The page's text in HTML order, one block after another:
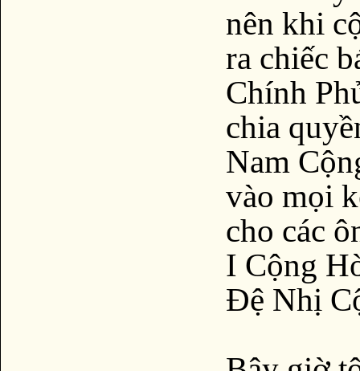
nên khi
ra chiếc
Chính
chia
Nam
vào mọi
cho các
I Cộng
Đệ Nhị